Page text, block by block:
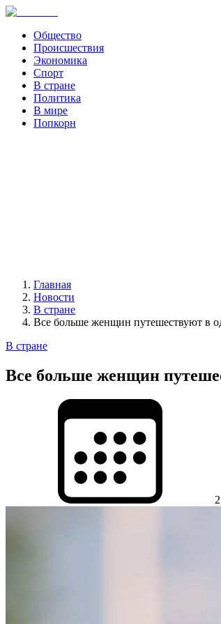
Общество
Происшествия
Экономика
Спорт
В стране
Политика
В мире
Попкорн
Главная
Новости
В стране
Все больше женщин путешествуют в
В стране
Все больше женщин